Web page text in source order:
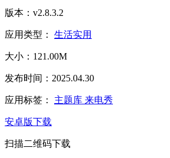
版本：v2.8.3.2
应用类型： 生活实用
大小：121.00M
发布时间：2025.04.30
应用标签： 主题库 来电秀
安卓版下载
扫描二维码下载